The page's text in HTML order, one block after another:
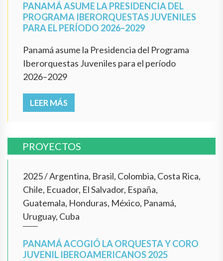
PANAMÁ ASUME LA PRESIDENCIA DEL
PROGRAMA IBERORQUESTAS JUVENILES
PARA EL PERÍODO 2026–2029
Panamá asume la Presidencia del Programa
Iberorquestas Juveniles para el período
2026–2029
LEER MÁS
PROYECTOS
2025/Argentina, Brasil, Colombia, Costa Rica,
Chile, Ecuador, El Salvador, España,
Guatemala, Honduras, México, Panamá,
Uruguay, Cuba
PANAMÁ ACOGIÓ LA ORQUESTA Y CORO
JUVENIL IBEROAMERICANOS 2025